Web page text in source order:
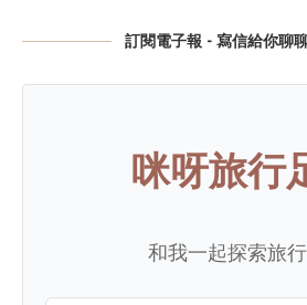
訂閱電子報 - 寫信給你聊
咪呀旅行
和我一起探索旅